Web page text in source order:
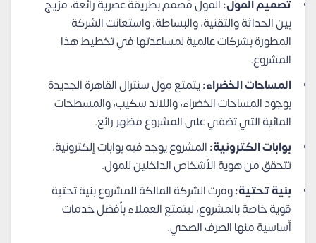
تصميم المول:المول مُصمم بطريقة عصرية رائعة، مزيج
بين الحداثة والتقنية، والبساطة، واستعانت الشركة
المطورة بشركات عالمية لمساعدتها في تخطيط هذا
المشروع.
المساحات الخضراء:يتمتع مول سنترال القاهرة الجديدة
بوجود المساحات الخضراء، واللاند سكيب، والمسطحات
المائية التي تضفي على المشروع مظهر رائع.
بوابات الكترونية:المشروع يوجد فيه بوابات إلكترونية،
تتحقق من هوية الأشخاص الداخلين للمول.
بنية تحتية:وفرت الشركة المالكة للمشروع بنية تحتية
قوية خاصة بالمشروع، ليتمتع العملاء بأفضل خدمات
أساسية منها الصرف الصحي.